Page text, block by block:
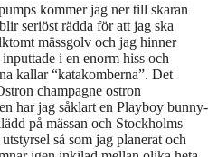
kommer jag ner till skaran
seriöst rädda för att jag ska
mässgolv och jag hinner
i en enorm hiss och
kallar “katakomberna”. Det
champagne ostron
har jag såklart en Playboy bunny-
på mässan och Stockholms
så som jag planerat och